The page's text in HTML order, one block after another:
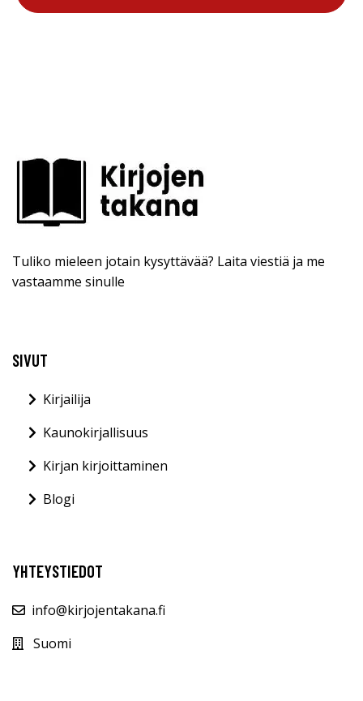
Tuliko mieleen jotain kysyttävää? Laita viestiä ja me
vastaamme sinulle
SIVUT
Kirjailija
Kaunokirjallisuus
Kirjan kirjoittaminen
Blogi
YHTEYSTIEDOT
info@kirjojentakana.fi
Suomi